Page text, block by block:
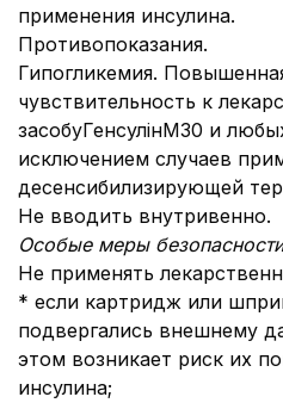
применения инсулина.
Противопоказания.
Гипогликемия.
чувствительность к
засобуГенсулінМ30 и
исключением случаев
десенсибилизирующей
Не вводить внутривенно.
Особые меры
Не применять
* если картридж или
подвергались внешнему
этом возникает риск их
инсулина;